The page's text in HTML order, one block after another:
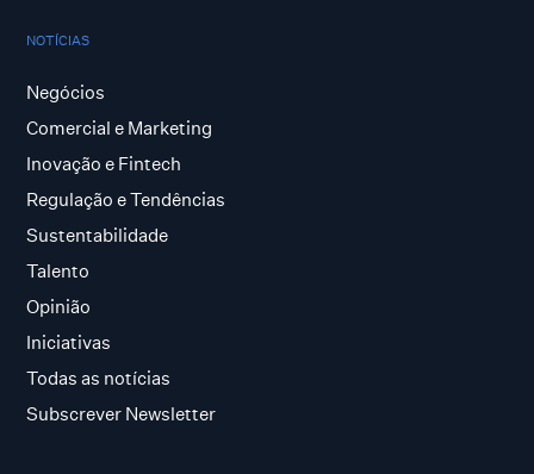
NOTÍCIAS
Negócios
Comercial e Marketing
Inovação e Fintech
Regulação e Tendências
Sustentabilidade
Talento
Opinião
Iniciativas
Todas as notícias
Subscrever Newsletter